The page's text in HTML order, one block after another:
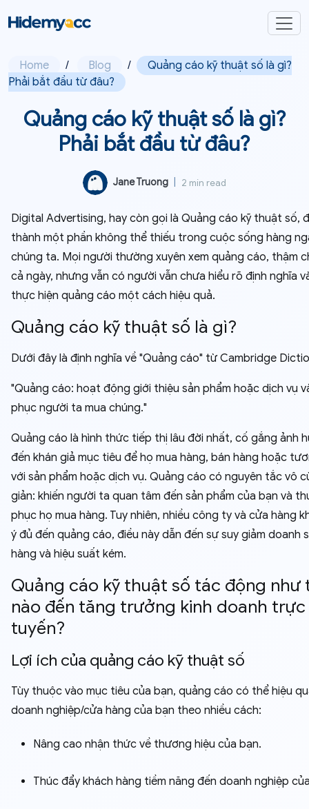
Home / Blog /
Quảng cáo kỹ thuật số là gì?
Phải bắt đầu từ đâu?
Quảng cáo kỹ thuật số là gì?
Phải bắt đầu từ đâu?
Jane Truong 2 min read
Digital Advertising, hay còn gọi là Quảng cáo kỹ thuật số,
thành một phần không thể thiếu trong cuộc sống hàng
chúng ta. Mọi người thường xuyên xem quảng cáo, thậm
cả ngày, nhưng vẫn có người vẫn chưa hiểu rõ định nghĩa
thực hiện quảng cáo một cách hiệu quả.
Quảng cáo kỹ thuật số là gì?
Dưới đây là định nghĩa về "Quảng cáo" từ Cambridge
"Quảng cáo: hoạt động giới thiệu sản phẩm hoặc dịch vụ
phục người ta mua chúng."
Quảng cáo là hình thức tiếp thị lâu đời nhất, cố gắng ảnh
đến khán giả mục tiêu để họ mua hàng, bán hàng hoặc
với sản phẩm hoặc dịch vụ. Quảng cáo có nguyên tắc vô
giản: khiến người ta quan tâm đến sản phẩm của bạn và
phục họ mua hàng. Tuy nhiên, nhiều công ty và cửa hàng
ý đủ đến quảng cáo, điều này dẫn đến sự suy giảm doanh
hàng và hiệu suất kém.
Quảng cáo kỹ thuật số tác động như
nào đến tăng trưởng kinh doanh trực
tuyến?
Lợi ích của quảng cáo kỹ thuật số
Tùy thuộc vào mục tiêu của bạn, quảng cáo có thể hiệu
doanh nghiệp/cửa hàng của bạn theo nhiều cách:
Nâng cao nhận thức về thương hiệu của bạn.
Thúc đẩy khách hàng tiềm năng đến doanh nghiệp